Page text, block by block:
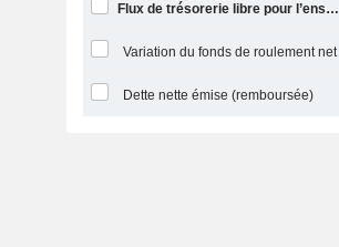
Flux de trésorerie libre pour l’ensemble des pourvoyeurs de fonds (créanciers et actionnaires) FCFF
Variation du fonds de roulement net
Dette nette émise (remboursée)